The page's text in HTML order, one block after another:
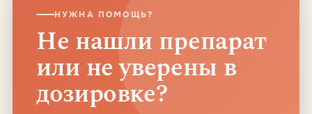
НУЖНА ПОМОЩЬ?
Не нашли препарат
или не уверены в
дозировке?